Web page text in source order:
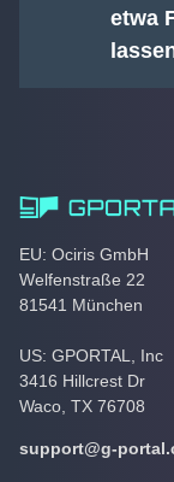
etwa
EU: Ociris GmbH
Welfenstraße 22
81541 München
US: GPORTAL, Inc
3416 Hillcrest Dr
Waco, TX 76708
support@g-